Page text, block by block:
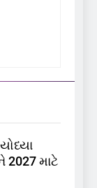
2027 માટે
માટે હવે